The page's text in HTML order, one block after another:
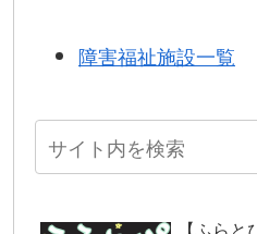
障害福祉施設一覧